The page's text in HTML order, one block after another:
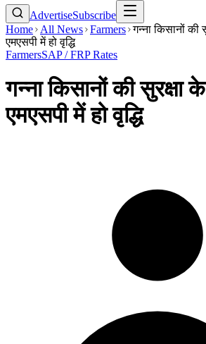
AdvertiseSubscribe
Home
All News Farmers गन्ना किसानों की
एमएसपी में हो वृद्धि
FarmersSAP / FRP Rates
गन्ना किसानों की सुरक्षा
एमएसपी में हो वृद्धि